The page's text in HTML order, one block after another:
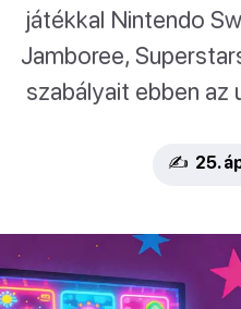
játékkal Nintendo
Jamboree,
szabályait ebben
✍️ 25.